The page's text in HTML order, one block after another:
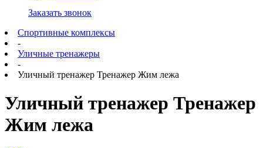
Заказать звонок
Спортивные комплексы
-
Уличные тренажеры
-
Уличный тренажер Тренажер Жим лежа
Уличный тренажер Тренажер
Жим лежа